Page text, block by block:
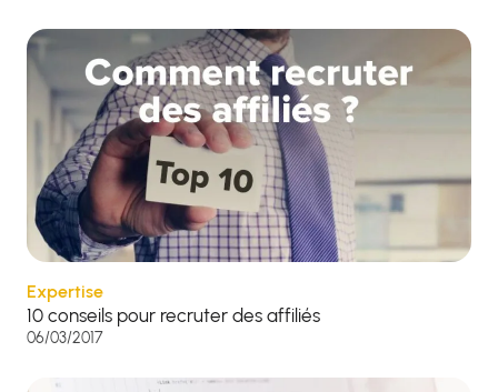
Expertise
10 conseils pour recruter des affiliés
06/03/2017